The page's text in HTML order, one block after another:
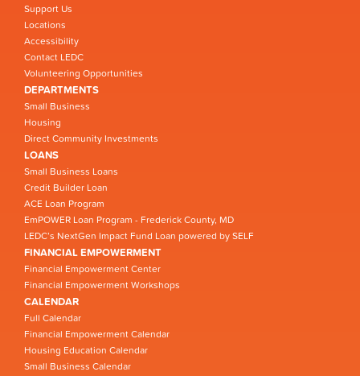
Support Us
Locations
Accessibility
Contact LEDC
Volunteering Opportunities
DEPARTMENTS
Small Business
Housing
Direct Community Investments
LOANS
Small Business Loans
Credit Builder Loan
ACE Loan Program
EmPOWER Loan Program - Frederick County, MD
LEDC’s NextGen Impact Fund Loan powered by SELF
FINANCIAL EMPOWERMENT
Financial Empowerment Center
Financial Empowerment Workshops
CALENDAR
Full Calendar
Financial Empowerment Calendar
Housing Education Calendar
Small Business Calendar